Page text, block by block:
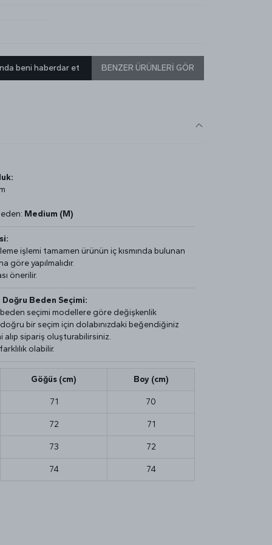
beni haberdar et BENZER ÜRÜNLERİ GÖR
Medium (M)
işlemi tamamen ürünün iç kısmında bulunan
göre yapılmalıdır.
önerilir.
Doğru Beden Seçimi:
beden seçimi modellere göre değişkenlik
bir seçim için dolabınızdaki beğendiğiniz
alıp sipariş oluşturabilirsiniz.
olabilir.
Göğüs (cm) Boy (cm)
71 70
72 71
73 72
74 74